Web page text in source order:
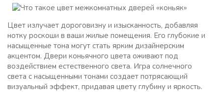
Цвет излучает дороговизну и изысканность, добавляя
нотку роскоши в ваши жилые помещения. Его глубокие и
насыщенные тона могут стать ярким дизайнерским
акцентом. Двери коньячного цвета оживают под
воздействием естественного света. Игра солнечного
света с насыщенными тонами создает потрясающий
визуальный эффект, придавая цвету глубину и яркость.